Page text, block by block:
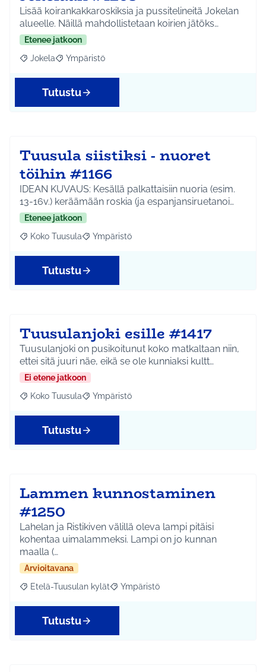
Lisää koirankakkaroskiksia ja pussitelineitä Jokelan
alueelle. Näillä mahdollistetaan koirien jätöks…
Etenee jatkoon
Rajaa tulokset aihepiirin mukaan: Jokela
Jokela Rajaa tulokset teeman mukaan: Ympäristö
Ympäristö
Tutustu
Tuusula siistiksi - nuoret
töihin #1166
IDEAN KUVAUS: Kesällä palkattaisiin nuoria (esim.
13-16v.) keräämään roskia (ja espanjansiruetanoi…
Etenee jatkoon
Rajaa tulokset aihepiirin mukaan: Koko Tuusula
Koko Tuusula Rajaa tulokset teeman mukaan: Ympäristö
Ympäristö
Tutustu
Tuusulanjoki esille #1417
Tuusulanjoki on pusikoitunut koko matkaltaan niin,
ettei sitä juuri näe, eikä se ole kunniaksi kultt…
Ei etene jatkoon
Rajaa tulokset aihepiirin mukaan: Koko Tuusula
Koko Tuusula Rajaa tulokset teeman mukaan: Ympäristö
Ympäristö
Tutustu
Lammen kunnostaminen
#1250
Lahelan ja Ristikiven välillä oleva lampi pitäisi
kohentaa uimalammeksi. Lampi on jo kunnan
maalla (…
Arvioitavana
Rajaa tulokset aihepiirin mukaan: Etelä-Tuusulan kylät
Etelä-Tuusulan kylät Rajaa tulokset teeman mukaan:
Ympäristö
Tutustu